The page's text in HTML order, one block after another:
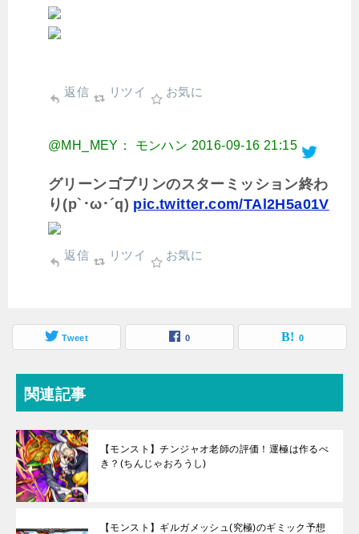
返信 リツイ お気に
@MH_MEY： モンハン 2016-09-16 21:15
グリーンゴブリンのスターミッション終わ
り(p`･ω･´q) pic.twitter.com/TAl2H5a01V
返信 リツイ お気に
Tweet 0 0
関連記事
【モンスト】チンジャオ老師の評価！運極は作るべ
き？(ちんじゃおろうし)
【モンスト】ギルガメッシュ(究極)のギミック予想